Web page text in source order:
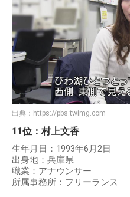
出典： https://pbs.twimg.com
11位：村上文香
生年月日：1993年6月2日
出身地：兵庫県
職業：アナウンサー
所属事務所：フリーランス